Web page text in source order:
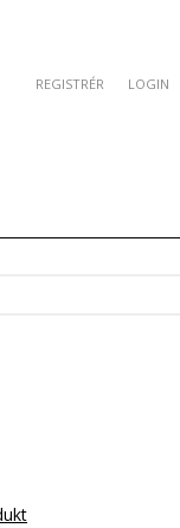
REGISTRÉR LOGIN